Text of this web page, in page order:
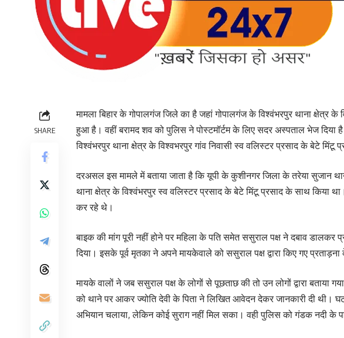
SHARE
मामला बिहार के गोपालगंज जिले का है जहां गोपालगंज के विश्वंभरपुर थाना क्षेत्र के
हुआ है। वहीं बरामद शव को पुलिस ने पोस्टमॉर्टम के लिए सदर अस्पताल भेज दिया
विश्वंभरपुर थाना क्षेत्र के विश्वभरपुर गांव निवासी स्व वलिस्टर प्रसाद के बेटे मिंटू
दरअसल इस मामले में बताया जाता है कि यूपी के कुशीनगर जिला के तरेया सुजान
थाना क्षेत्र के विश्वंभरपुर स्व वलिस्टर प्रसाद के बेटे मिंटू प्रसाद के साथ किया
कर रहे थे।
बाइक की मांग पूरी नहीं होने पर महिला के पति समेत ससुराल पक्ष ने दबाव
दिया। इसके पूर्व मृतका ने अपने मायकेवाले को ससुराल पक्ष द्वारा किए गए
मायके वालों ने जब ससुराल पक्ष के लोगों से पूछताछ की तो उन लोगों द्वारा बताया
को थाने पर आकर ज्योति देवी के पिता ने लिखित आवेदन देकर जानकारी दी
अभियान चलाया, लेकिन कोई सुराग नहीं मिल सका। वही पुलिस को गंडक नदी के